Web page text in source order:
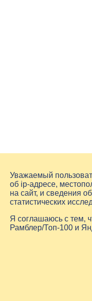
Уважаемый
об ip-адресе,
на сайт, и сведения
статистических
Я соглашаюсь с тем,
Рамблер/Топ-100 и